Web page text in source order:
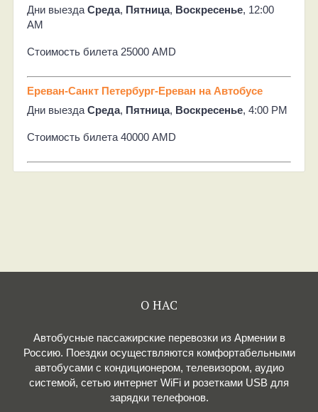
Дни выезда Среда, Пятница, Воскресенье, 12:00
AM
Стоимость билета 25000 AMD
Ереван-Санкт Петербург-Ереван на Автобусе
Дни выезда Среда, Пятница, Воскресенье, 4:00 PM
Стоимость билета 40000 AMD
О НАС
Автобусные пассажирские перевозки из Армении в
Россию. Поездки осуществляются комфортабельными
автобусами с кондиционером, телевизором, аудио
системой, сетью интернет WiFi и розетками USB для
зарядки телефонов.